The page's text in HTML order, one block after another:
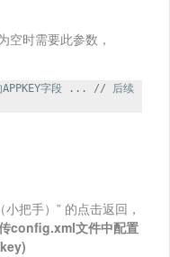
空时需要此参数，
字段 ... // 后续
把手）” 的点击返回，
config.xml文件中配置